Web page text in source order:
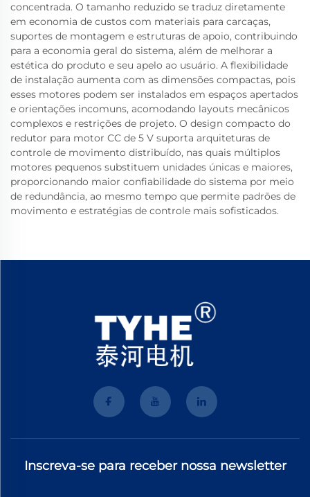
concentrada. O tamanho reduzido se traduz diretamente
em economia de custos com materiais para carcaças,
suportes de montagem e estruturas de apoio, contribuindo
para a economia geral do sistema, além de melhorar a
estética do produto e seu apelo ao usuário. A flexibilidade
de instalação aumenta com as dimensões compactas, pois
esses motores podem ser instalados em espaços apertados
e orientações incomuns, acomodando layouts mecânicos
complexos e restrições de projeto. O design compacto do
redutor para motor CC de 5 V suporta arquiteturas de
controle de movimento distribuído, nas quais múltiplos
motores pequenos substituem unidades únicas e maiores,
proporcionando maior confiabilidade do sistema por meio
de redundância, ao mesmo tempo que permite padrões de
movimento e estratégias de controle mais sofisticados.
Inscreva-se para receber nossa newsletter